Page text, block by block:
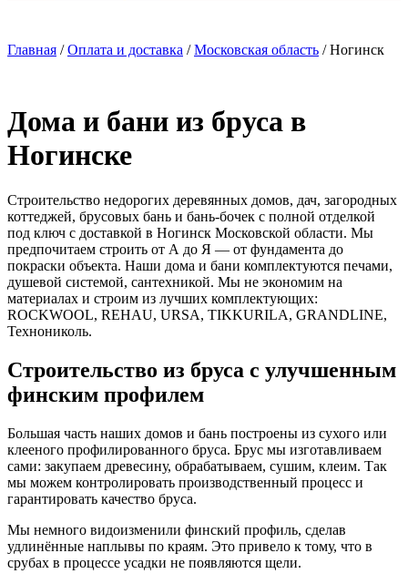
Главная /Оплата и доставка /Московская область /Ногинск
Дома и бани из бруса в
Ногинске
Строительство недорогих деревянных домов, дач, загородных
коттеджей, брусовых бань и бань-бочек с полной отделкой
под ключ с доставкой в Ногинск Московской области. Мы
предпочитаем строить от А до Я — от фундамента до
покраски объекта. Наши дома и бани комплектуются печами,
душевой системой, сантехникой. Мы не экономим на
материалах и строим из лучших комплектующих:
ROCKWOOL, REHAU, URSA, TIKKURILA, GRANDLINE,
Технониколь.
Строительство из бруса с улучшенным
финским профилем
Большая часть наших домов и бань построены из сухого или
клееного профилированного бруса. Брус мы изготавливаем
сами: закупаем древесину, обрабатываем, сушим, клеим. Так
мы можем контролировать производственный процесс и
гарантировать качество бруса.
Мы немного видоизменили финский профиль, сделав
удлинённые наплывы по краям. Это привело к тому, что в
срубах в процессе усадки не появляются щели.